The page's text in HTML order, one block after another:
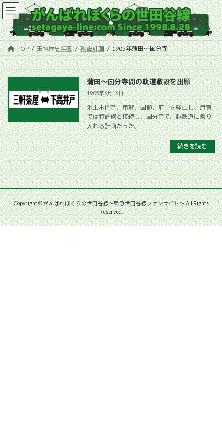
コ
ン
テ
ン
ツ
へ
ス
キ
ッ
プ
ナ
ビ
ゲ
ー
シ
ョ
ン
に
移
動
TOP 玉電歴史年表 敷設計画 1905年蒲田〜国分寺
蒲田〜国分寺間の軌道敷設を出願
1905年6月16日
池上本門寺、用賀、国領、府中を経由し、用賀
では特許線と接続し、国分寺で川越鉄道に乗り
入れる計画だった。
続きを読む
Copyright © がんばれぼくらの世田谷線〜東急世田谷線ファンサイト〜 All Rights
Reserved.